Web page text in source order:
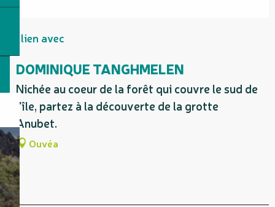
En lien avec
DOMINIQUE TANGHMELEN
Nichée au coeur de la forêt qui couvre le sud de
l'île, partez à la découverte de la grotte
Anubet.
Ouvéa